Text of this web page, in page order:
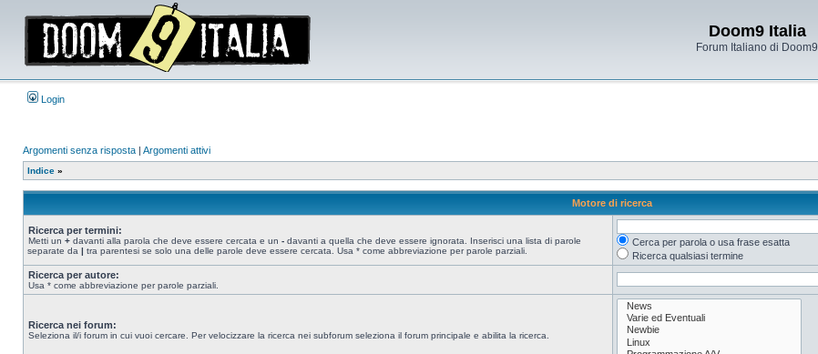
Doom9 Italia
Forum Italiano di Doom9
Login
Argomenti senza risposta | Argomenti attivi
Indice »
Motore di ricerca
Ricerca per termini:
Metti un + davanti alla parola che deve essere cercata e un - davanti a quella che deve essere ignorata. Inserisci una lista di parole
separate da | tra parentesi se solo una delle parole deve essere cercata. Usa * come abbreviazione per parole parziali.
Cerca per parola o usa frase esatta
Ricerca qualsiasi termine
Ricerca per autore:
Usa * come abbreviazione per parole parziali.
Ricerca nei forum:
Seleziona il/i forum in cui vuoi cercare. Per velocizzare la ricerca nei subforum seleziona il forum principale e abilita la ricerca.